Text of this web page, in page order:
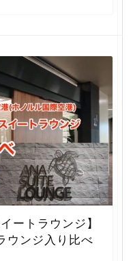
ートラウンジ】
ウンジ入り比べ